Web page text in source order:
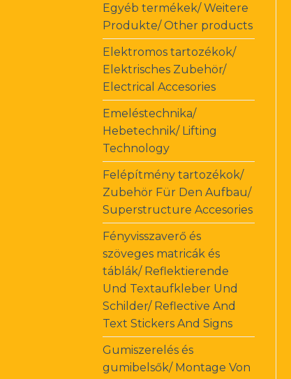
Egyéb termékek/ Weitere
Produkte/ Other products
Elektromos tartozékok/
Elektrisches Zubehör/
Electrical Accesories
Emeléstechnika/
Hebetechnik/ Lifting
Technology
Felépítmény tartozékok/
Zubehör Für Den Aufbau/
Superstructure Accesories
Fényvisszaverő és
szöveges matricák és
táblák/ Reflektierende
Und Textaufkleber Und
Schilder/ Reflective And
Text Stickers And Signs
Gumiszerelés és
gumibelsők/ Montage Von